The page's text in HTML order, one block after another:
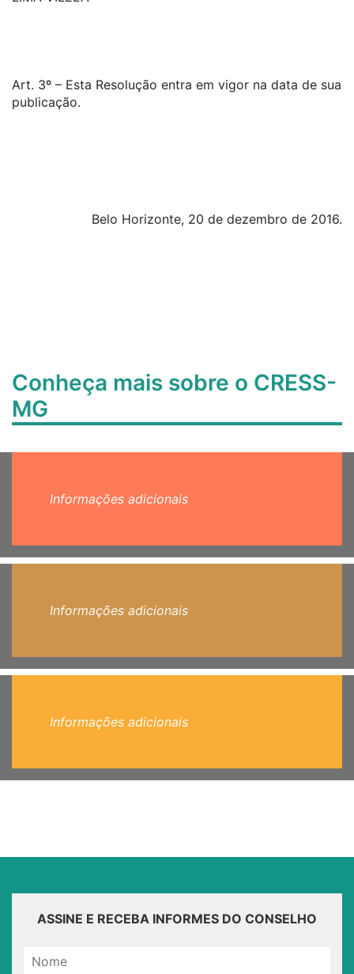
Art. 3º – Esta Resolução entra em vigor na data de sua
publicação.
Belo Horizonte, 20 de dezembro de 2016.
Conheça mais sobre o CRESS-
MG
Informações adicionais
Informações adicionais
Informações adicionais
ASSINE E RECEBA INFORMES DO CONSELHO